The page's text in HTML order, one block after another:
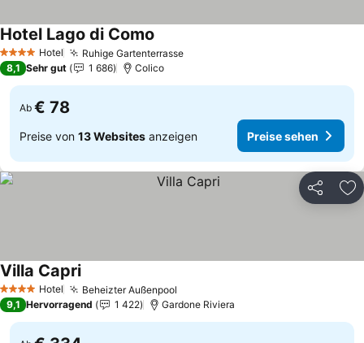
4 Sterne Hotel Ruhige Gartenterrasse
Hotel Lago di Como
8,1 Sehr gut 1 686 Colico
Ab € 78
Preise von 13 Websites anzeigen Preise sehen
Teilen
4 Sterne Hotel Beheizter Außenpool
Villa Capri
9,1 Hervorragend 1 422 Gardone Riviera